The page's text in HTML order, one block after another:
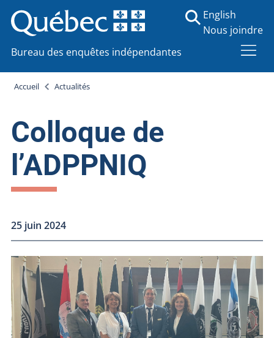
Bureau des enquêtes indépendantes
English
Nous joindre
Accueil Actualités
Colloque de
l’ADPPNIQ
25 juin 2024